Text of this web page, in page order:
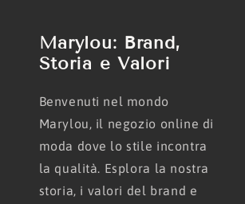
Marylou: Brand,
Storia e Valori
Benvenuti nel mondo
Marylou, il negozio online di
moda dove lo stile incontra
la qualità. Esplora la nostra
storia, i valori del brand e